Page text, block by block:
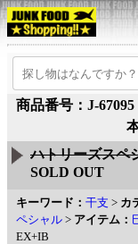
商品番号：J-67095
ハトリーズスペ
SOLD OUT
キーワード： 干支 > カ
ペシャル > アイテム：
EX+IB